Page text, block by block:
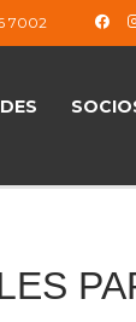
7002